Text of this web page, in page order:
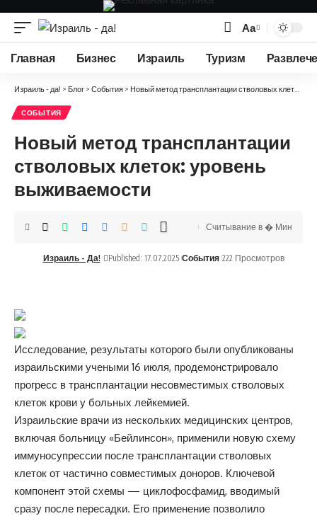
Изменение
размера
Аа
Главная Бизнес Израиль Туризм
Израиль - да! > Блог > События > Новый метод трансплантации стволовых клеток: уровень выживаемости
СОБЫТИЯ
Новый метод трансплантации
стволовых клеток: уровень
выживаемости
Израиль - Да! Published: 17.07.2025 События 222 Просмотров
Считывание в � Мин
Исследование, результаты которого были опубликованы
израильскими учеными 16 июля, продемонстрировало
прогресс в трансплантации несовместимых стволовых
клеток крови у больных лейкемией.
Израильские врачи из нескольких медицинских центров,
включая больницу «Бейлинсон», применили новую схему
иммуносупрессии после трансплантации стволовых
клеток от частично совместимых доноров. Ключевой
компонент этой схемы — циклофосфамид, вводимый
сразу после пересадки. Его применение позволило